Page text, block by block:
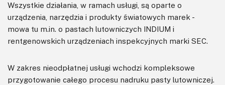
Wszystkie działania, w ramach usługi, są oparte o
urządzenia, narzędzia i produkty światowych marek -
mowa tu m.in. o pastach lutowniczych INDIUM i
rentgenowskich urządzeniach inspekcyjnych marki SEC.
W zakres nieodpłatnej usługi wchodzi kompleksowe
przygotowanie całego procesu nadruku pasty lutowniczej.